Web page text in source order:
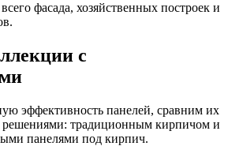
фасада, хозяйственных построек и
с
эффективность панелей, сравним их
традиционным кирпичом и
панелями под кирпич.